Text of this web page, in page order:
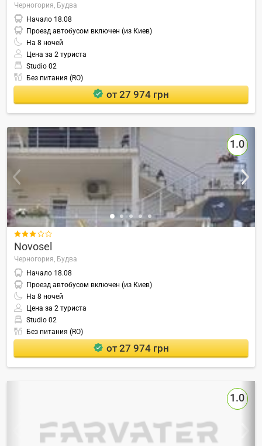
Черногория, Будва
Начало 18.08
Проезд автобусом включен (из Киев)
На 8 ночей
Цена за 2 туриста
Studio 02
Без питания (RO)
от 27 974 грн
1.0

Novosel
Черногория, Будва
Начало 18.08
Проезд автобусом включен (из Киев)
На 8 ночей
Цена за 2 туриста
Studio 02
Без питания (RO)
от 27 974 грн
1.0